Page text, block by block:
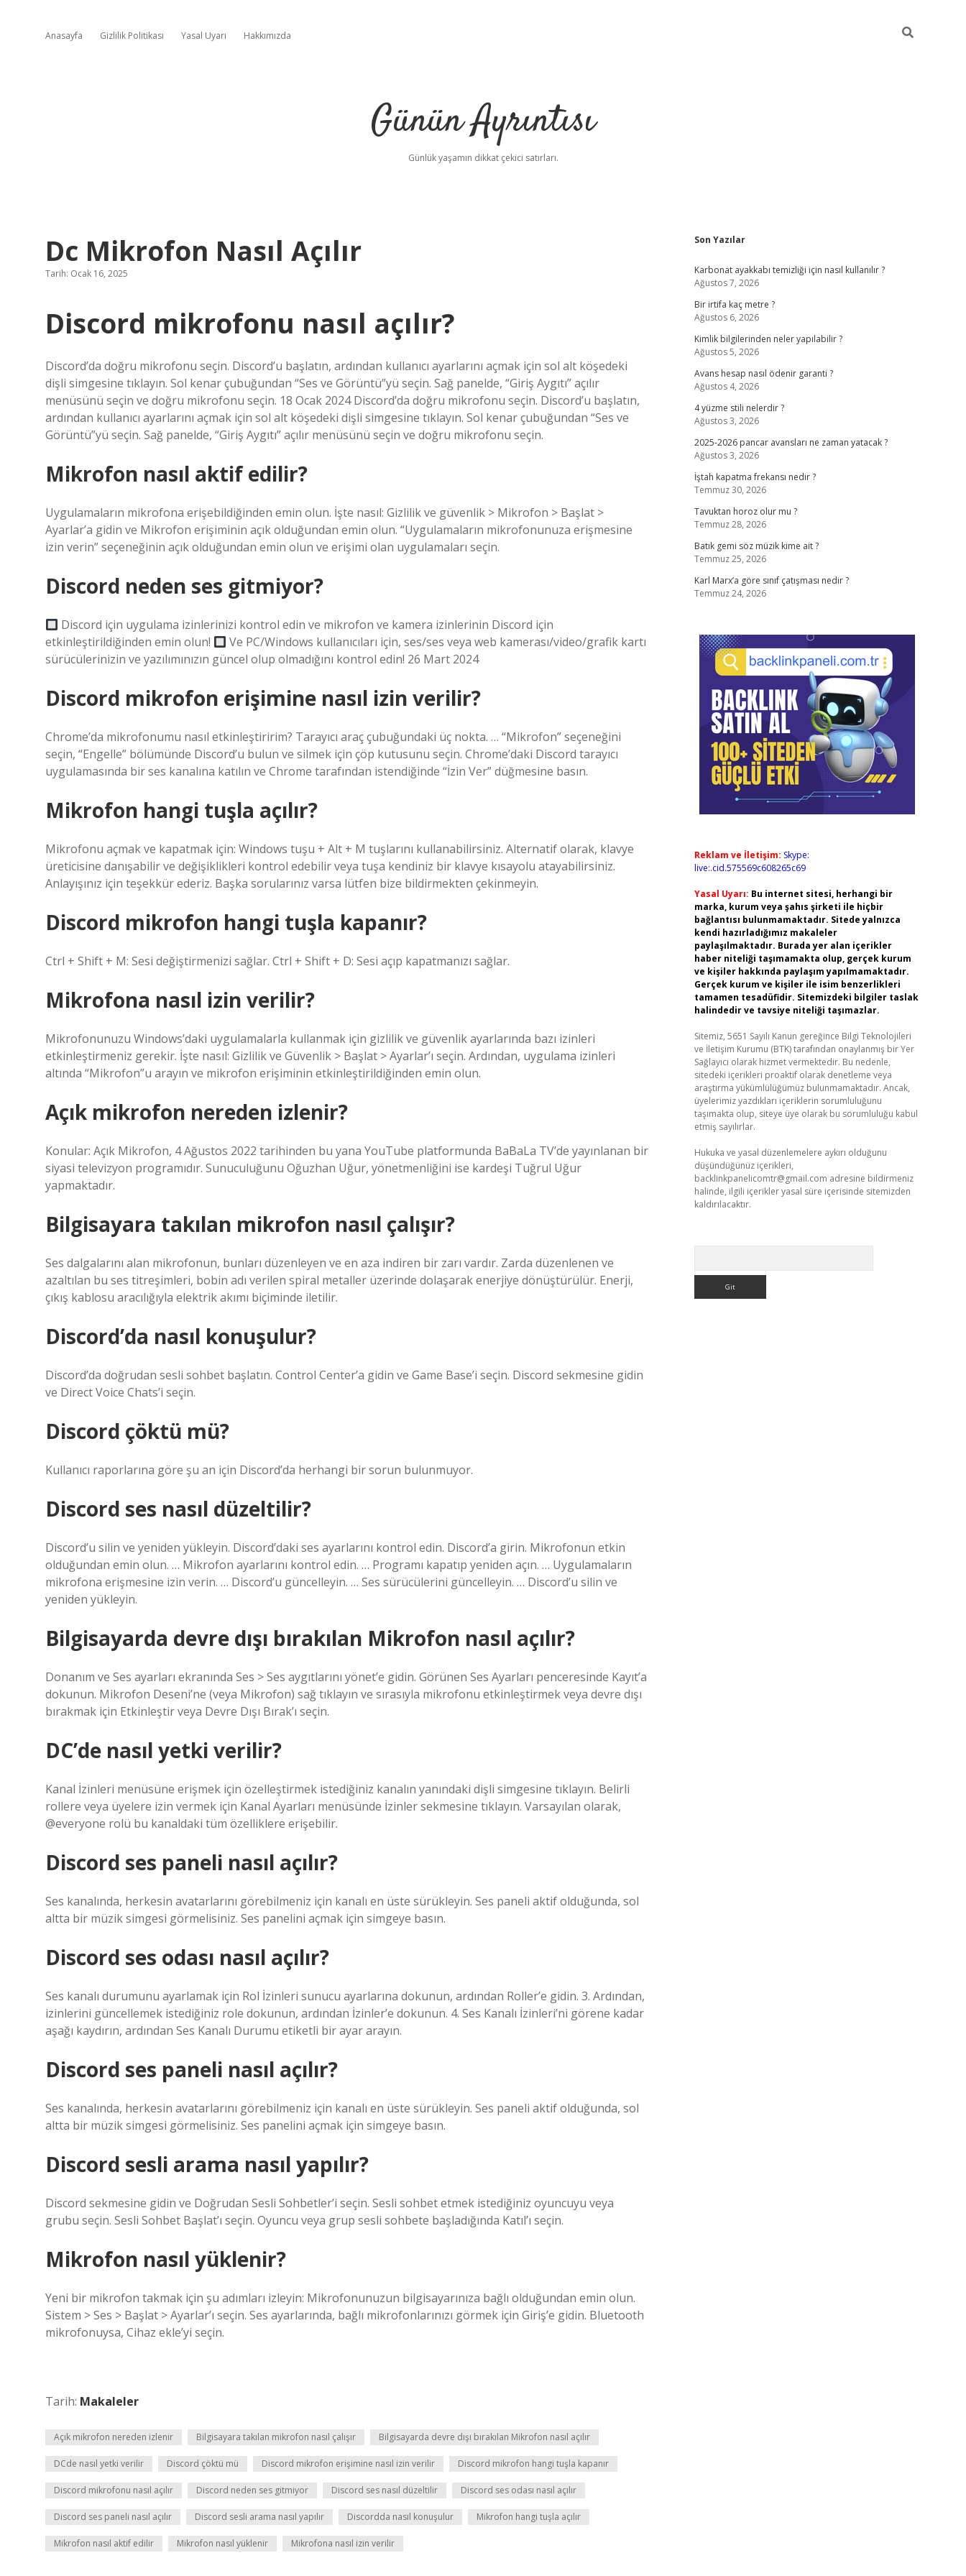
Anasayfa Gizlilik Politikası Yasal Uyarı Hakkımızda
Günün Ayrıntısı
Günlük yaşamın dikkat çekici satırları.
Dc Mikrofon Nasıl Açılır
Tarih: Ocak 16, 2025
Discord mikrofonu nasıl açılır?
Discord’da doğru mikrofonu seçin. Discord’u başlatın, ardından kullanıcı ayarlarını açmak için sol alt köşedeki
dişli simgesine tıklayın. Sol kenar çubuğundan “Ses ve Görüntü”yü seçin. Sağ panelde, “Giriş Aygıtı” açılır
menüsünü seçin ve doğru mikrofonu seçin. 18 Ocak 2024 Discord’da doğru mikrofonu seçin. Discord’u başlatın,
ardından kullanıcı ayarlarını açmak için sol alt köşedeki dişli simgesine tıklayın. Sol kenar çubuğundan “Ses ve
Görüntü”yü seçin. Sağ panelde, “Giriş Aygıtı” açılır menüsünü seçin ve doğru mikrofonu seçin.
Mikrofon nasıl aktif edilir?
Uygulamaların mikrofona erişebildiğinden emin olun. İşte nasıl: Gizlilik ve güvenlik > Mikrofon > Başlat >
Ayarlar’a gidin ve Mikrofon erişiminin açık olduğundan emin olun. “Uygulamaların mikrofonunuza erişmesine
izin verin” seçeneğinin açık olduğundan emin olun ve erişimi olan uygulamaları seçin.
Discord neden ses gitmiyor?
Discord için uygulama izinlerinizi kontrol edin ve mikrofon ve kamera izinlerinin Discord için
etkinleştirildiğinden emin olun!
Ve PC/Windows kullanıcıları için, ses/ses veya web kamerası/video/grafik kartı
sürücülerinizin ve yazılımınızın güncel olup olmadığını kontrol edin! 26 Mart 2024
Discord mikrofon erişimine nasıl izin verilir?
Chrome’da mikrofonumu nasıl etkinleştiririm? Tarayıcı araç çubuğundaki üç nokta. … “Mikrofon” seçeneğini
seçin, “Engelle” bölümünde Discord’u bulun ve silmek için çöp kutusunu seçin. Chrome’daki Discord tarayıcı
uygulamasında bir ses kanalına katılın ve Chrome tarafından istendiğinde “İzin Ver” düğmesine basın.
Mikrofon hangi tuşla açılır?
Mikrofonu açmak ve kapatmak için: Windows tuşu + Alt + M tuşlarını kullanabilirsiniz. Alternatif olarak, klavye
üreticisine danışabilir ve değişiklikleri kontrol edebilir veya tuşa kendiniz bir klavye kısayolu atayabilirsiniz.
Anlayışınız için teşekkür ederiz. Başka sorularınız varsa lütfen bize bildirmekten çekinmeyin.
Discord mikrofon hangi tuşla kapanır?
Ctrl + Shift + M: Sesi değiştirmenizi sağlar. Ctrl + Shift + D: Sesi açıp kapatmanızı sağlar.
Mikrofona nasıl izin verilir?
Mikrofonunuzu Windows’daki uygulamalarla kullanmak için gizlilik ve güvenlik ayarlarında bazı izinleri
etkinleştirmeniz gerekir. İşte nasıl: Gizlilik ve Güvenlik > Başlat > Ayarlar’ı seçin. Ardından, uygulama izinleri
altında “Mikrofon”u arayın ve mikrofon erişiminin etkinleştirildiğinden emin olun.
Açık mikrofon nereden izlenir?
Konular: Açık Mikrofon, 4 Ağustos 2022 tarihinden bu yana YouTube platformunda BaBaLa TV’de yayınlanan bir
siyasi televizyon programıdır. Sunuculuğunu Oğuzhan Uğur, yönetmenliğini ise kardeşi Tuğrul Uğur
yapmaktadır.
Bilgisayara takılan mikrofon nasıl çalışır?
Ses dalgalarını alan mikrofonun, bunları düzenleyen ve en aza indiren bir zarı vardır. Zarda düzenlenen ve
azaltılan bu ses titreşimleri, bobin adı verilen spiral metaller üzerinde dolaşarak enerjiye dönüştürülür. Enerji,
çıkış kablosu aracılığıyla elektrik akımı biçiminde iletilir.
Discord’da nasıl konuşulur?
Discord’da doğrudan sesli sohbet başlatın. Control Center’a gidin ve Game Base’i seçin. Discord sekmesine gidin
ve Direct Voice Chats’i seçin.
Discord çöktü mü?
Kullanıcı raporlarına göre şu an için Discord’da herhangi bir sorun bulunmuyor.
Discord ses nasıl düzeltilir?
Discord’u silin ve yeniden yükleyin. Discord’daki ses ayarlarını kontrol edin. Discord’a girin. Mikrofonun etkin
olduğundan emin olun. … Mikrofon ayarlarını kontrol edin. … Programı kapatıp yeniden açın. … Uygulamaların
mikrofona erişmesine izin verin. … Discord’u güncelleyin. … Ses sürücülerini güncelleyin. … Discord’u silin ve
yeniden yükleyin.
Bilgisayarda devre dışı bırakılan Mikrofon nasıl açılır?
Donanım ve Ses ayarları ekranında Ses > Ses aygıtlarını yönet’e gidin. Görünen Ses Ayarları penceresinde Kayıt’a
dokunun. Mikrofon Deseni’ne (veya Mikrofon) sağ tıklayın ve sırasıyla mikrofonu etkinleştirmek veya devre dışı
bırakmak için Etkinleştir veya Devre Dışı Bırak’ı seçin.
DC’de nasıl yetki verilir?
Kanal İzinleri menüsüne erişmek için özelleştirmek istediğiniz kanalın yanındaki dişli simgesine tıklayın. Belirli
rollere veya üyelere izin vermek için Kanal Ayarları menüsünde İzinler sekmesine tıklayın. Varsayılan olarak,
@everyone rolü bu kanaldaki tüm özelliklere erişebilir.
Discord ses paneli nasıl açılır?
Ses kanalında, herkesin avatarlarını görebilmeniz için kanalı en üste sürükleyin. Ses paneli aktif olduğunda, sol
altta bir müzik simgesi görmelisiniz. Ses panelini açmak için simgeye basın.
Discord ses odası nasıl açılır?
Ses kanalı durumunu ayarlamak için Rol İzinleri sunucu ayarlarına dokunun, ardından Roller’e gidin. 3. Ardından,
izinlerini güncellemek istediğiniz role dokunun, ardından İzinler’e dokunun. 4. Ses Kanalı İzinleri’ni görene kadar
aşağı kaydırın, ardından Ses Kanalı Durumu etiketli bir ayar arayın.
Discord ses paneli nasıl açılır?
Ses kanalında, herkesin avatarlarını görebilmeniz için kanalı en üste sürükleyin. Ses paneli aktif olduğunda, sol
altta bir müzik simgesi görmelisiniz. Ses panelini açmak için simgeye basın.
Discord sesli arama nasıl yapılır?
Discord sekmesine gidin ve Doğrudan Sesli Sohbetler’i seçin. Sesli sohbet etmek istediğiniz oyuncuyu veya
grubu seçin. Sesli Sohbet Başlat’ı seçin. Oyuncu veya grup sesli sohbete başladığında Katıl’ı seçin.
Mikrofon nasıl yüklenir?
Yeni bir mikrofon takmak için şu adımları izleyin: Mikrofonunuzun bilgisayarınıza bağlı olduğundan emin olun.
Sistem > Ses > Başlat > Ayarlar’ı seçin. Ses ayarlarında, bağlı mikrofonlarınızı görmek için Giriş’e gidin. Bluetooth
mikrofonuysa, Cihaz ekle’yi seçin.
Tarih: Makaleler
Açık mikrofon nereden izlenir Bilgisayara takılan mikrofon nasıl çalışır Bilgisayarda devre dışı bırakılan Mikrofon nasıl açılır
DCde nasıl yetki verilir Discord çöktü mü Discord mikrofon erişimine nasıl izin verilir Discord mikrofon hangi tuşla kapanır
Discord mikrofonu nasıl açılır Discord neden ses gitmiyor Discord ses nasıl düzeltilir Discord ses odası nasıl açılır
Discord ses paneli nasıl açılır Discord sesli arama nasıl yapılır Discordda nasıl konuşulur Mikrofon hangi tuşla açılır
Mikrofon nasıl aktif edilir Mikrofon nasıl yüklenir Mikrofona nasıl izin verilir
Sidebar
Son Yazılar
Karbonat ayakkabı temizliği için nasıl kullanılır ?
Ağustos 7, 2026
Bir irtifa kaç metre ?
Ağustos 6, 2026
Kimlik bilgilerinden neler yapılabilir ?
Ağustos 5, 2026
Avans hesap nasıl ödenir garanti ?
Ağustos 4, 2026
4 yüzme stili nelerdir ?
Ağustos 3, 2026
2025-2026 pancar avansları ne zaman yatacak ?
Ağustos 3, 2026
İştah kapatma frekansı nedir ?
Temmuz 30, 2026
Tavuktan horoz olur mu ?
Temmuz 28, 2026
Batık gemi söz müzik kime ait ?
Temmuz 25, 2026
Karl Marx’a göre sınıf çatışması nedir ?
Temmuz 24, 2026
Reklam ve İletişim: Skype:
live:.cid.575569c608265c69
Yasal Uyarı: Bu internet sitesi, herhangi bir
marka, kurum veya şahıs şirketi ile hiçbir
bağlantısı bulunmamaktadır. Sitede yalnızca
kendi hazırladığımız makaleler
paylaşılmaktadır. Burada yer alan içerikler
haber niteliği taşımamakta olup, gerçek kurum
ve kişiler hakkında paylaşım yapılmamaktadır.
Gerçek kurum ve kişiler ile isim benzerlikleri
tamamen tesadüfidir. Sitemizdeki bilgiler taslak
halindedir ve tavsiye niteliği taşımazlar.
Sitemiz, 5651 Sayılı Kanun gereğince Bilgi Teknolojileri
ve İletişim Kurumu (BTK) tarafından onaylanmış bir Yer
Sağlayıcı olarak hizmet vermektedir. Bu nedenle,
sitedeki içerikleri proaktif olarak denetleme veya
araştırma yükümlülüğümüz bulunmamaktadır. Ancak,
üyelerimiz yazdıkları içeriklerin sorumluluğunu
taşımakta olup, siteye üye olarak bu sorumluluğu kabul
etmiş sayılırlar.
Hukuka ve yasal düzenlemelere aykırı olduğunu
düşündüğünüz içerikleri,
backlinkpanelicomtr@gmail.com adresine bildirmeniz
halinde, ilgili içerikler yasal süre içerisinde sitemizden
kaldırılacaktır.